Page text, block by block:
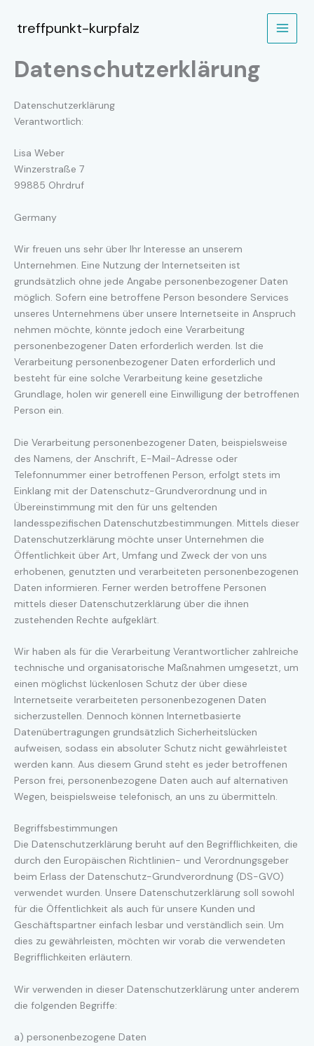
Inhalttreffpunkt-kurpfalz
MAIN
Datenschutzerklärung
Datenschutzerklärung
Verantwortlich:
Lisa Weber
Winzerstraße 7
99885 Ohrdruf
Germany
Wir freuen uns sehr über Ihr Interesse an unserem
Unternehmen. Eine Nutzung der Internetseiten ist
grundsätzlich ohne jede Angabe personenbezogener Daten
möglich. Sofern eine betroffene Person besondere Services
unseres Unternehmens über unsere Internetseite in Anspruch
nehmen möchte, könnte jedoch eine Verarbeitung
personenbezogener Daten erforderlich werden. Ist die
Verarbeitung personenbezogener Daten erforderlich und
besteht für eine solche Verarbeitung keine gesetzliche
Grundlage, holen wir generell eine Einwilligung der betroffenen
Person ein.
Die Verarbeitung personenbezogener Daten, beispielsweise
des Namens, der Anschrift, E-Mail-Adresse oder
Telefonnummer einer betroffenen Person, erfolgt stets im
Einklang mit der Datenschutz-Grundverordnung und in
Übereinstimmung mit den für uns geltenden
landesspezifischen Datenschutzbestimmungen. Mittels dieser
Datenschutzerklärung möchte unser Unternehmen die
Öffentlichkeit über Art, Umfang und Zweck der von uns
erhobenen, genutzten und verarbeiteten personenbezogenen
Daten informieren. Ferner werden betroffene Personen
mittels dieser Datenschutzerklärung über die ihnen
zustehenden Rechte aufgeklärt.
Wir haben als für die Verarbeitung Verantwortlicher zahlreiche
technische und organisatorische Maßnahmen umgesetzt, um
einen möglichst lückenlosen Schutz der über diese
Internetseite verarbeiteten personenbezogenen Daten
sicherzustellen. Dennoch können Internetbasierte
Datenübertragungen grundsätzlich Sicherheitslücken
aufweisen, sodass ein absoluter Schutz nicht gewährleistet
werden kann. Aus diesem Grund steht es jeder betroffenen
Person frei, personenbezogene Daten auch auf alternativen
Wegen, beispielsweise telefonisch, an uns zu übermitteln.
Begriffsbestimmungen
Die Datenschutzerklärung beruht auf den Begrifflichkeiten, die
durch den Europäischen Richtlinien- und Verordnungsgeber
beim Erlass der Datenschutz-Grundverordnung (DS-GVO)
verwendet wurden. Unsere Datenschutzerklärung soll sowohl
für die Öffentlichkeit als auch für unsere Kunden und
Geschäftspartner einfach lesbar und verständlich sein. Um
dies zu gewährleisten, möchten wir vorab die verwendeten
Begrifflichkeiten erläutern.
Wir verwenden in dieser Datenschutzerklärung unter anderem
die folgenden Begriffe:
a) personenbezogene Daten